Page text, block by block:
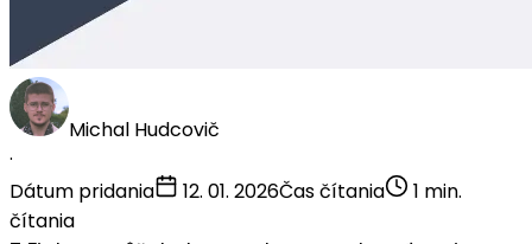
Michal Hudcovič
·
Dátum pridania
12. 01. 2026Čas čítania
1 min.
čítania